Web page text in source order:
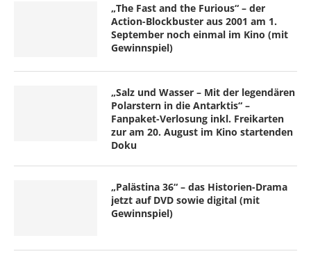
„The Fast and the Furious“ – der
Action-Blockbuster aus 2001 am 1.
September noch einmal im Kino (mit
Gewinnspiel)
„Salz und Wasser – Mit der legendären
Polarstern in die Antarktis“ –
Fanpaket-Verlosung inkl. Freikarten
zur am 20. August im Kino startenden
Doku
„Palästina 36“ – das Historien-Drama
jetzt auf DVD sowie digital (mit
Gewinnspiel)